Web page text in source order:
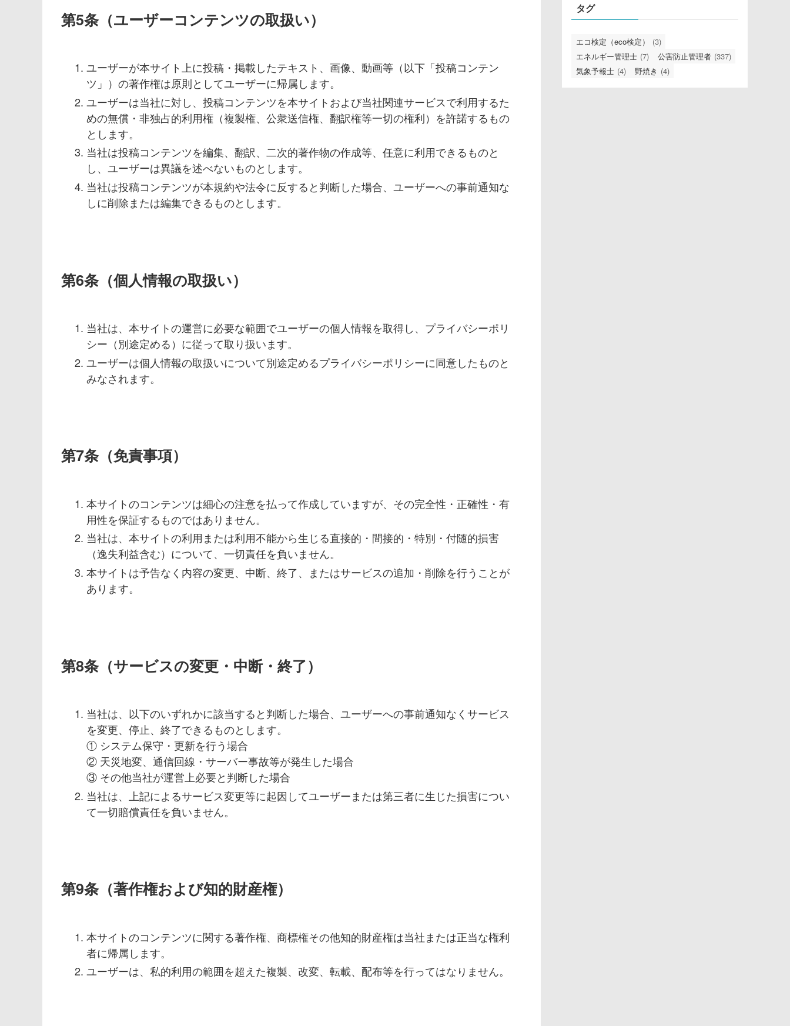
第5条（ユーザーコンテンツの取扱い）
ユーザーが本サイト上に投稿・掲載したテキスト、画像、動画等（以下「投稿コンテン
ツ」）の著作権は原則としてユーザーに帰属します。
ユーザーは当社に対し、投稿コンテンツを本サイトおよび当社関連サービスで利用するた
めの無償・非独占的利用権（複製権、公衆送信権、翻訳権等一切の権利）を許諾するもの
とします。
当社は投稿コンテンツを編集、翻訳、二次的著作物の作成等、任意に利用できるものと
し、ユーザーは異議を述べないものとします。
当社は投稿コンテンツが本規約や法令に反すると判断した場合、ユーザーへの事前通知な
しに削除または編集できるものとします。
第6条（個人情報の取扱い）
当社は、本サイトの運営に必要な範囲でユーザーの個人情報を取得し、プライバシーポリ
シー（別途定める）に従って取り扱います。
ユーザーは個人情報の取扱いについて別途定めるプライバシーポリシーに同意したものと
みなされます。
第7条（免責事項）
本サイトのコンテンツは細心の注意を払って作成していますが、その完全性・正確性・有
用性を保証するものではありません。
当社は、本サイトの利用または利用不能から生じる直接的・間接的・特別・付随的損害
（逸失利益含む）について、一切責任を負いません。
本サイトは予告なく内容の変更、中断、終了、またはサービスの追加・削除を行うことが
あります。
第8条（サービスの変更・中断・終了）
当社は、以下のいずれかに該当すると判断した場合、ユーザーへの事前通知なくサービス
を変更、停止、終了できるものとします。
① システム保守・更新を行う場合
② 天災地変、通信回線・サーバー事故等が発生した場合
③ その他当社が運営上必要と判断した場合
当社は、上記によるサービス変更等に起因してユーザーまたは第三者に生じた損害につい
て一切賠償責任を負いません。
第9条（著作権および知的財産権）
本サイトのコンテンツに関する著作権、商標権その他知的財産権は当社または正当な権利
者に帰属します。
ユーザーは、私的利用の範囲を超えた複製、改変、転載、配布等を行ってはなりません。
タグ
エコ検定（eco検定）
(3)
エネルギー管理士 (7) 公害防止管理者 (337)
気象予報士 (4) 野焼き (4)